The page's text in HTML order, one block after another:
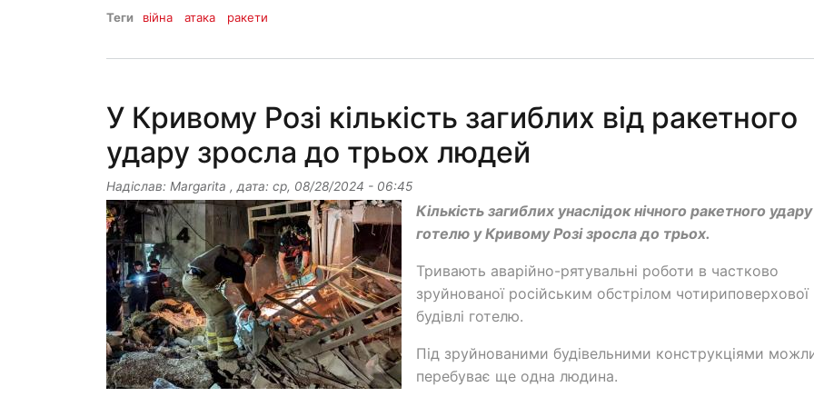
Теги війна атака ракети
У Кривому Розі кількість загиблих від ракетного
удару зросла до трьох людей
Надіслав: Margarita , дата: ср, 08/28/2024 - 06:45
Кількість загиблих унаслідок нічного ракетного
готелю у Кривому Розі зросла до трьох.
Тривають аварійно-рятувальні роботи в частково
зруйнованої російським обстрілом чотириповерхової
будівлі готелю.
Під зруйнованими будівельними конструкціями
перебуває ще одна людина.